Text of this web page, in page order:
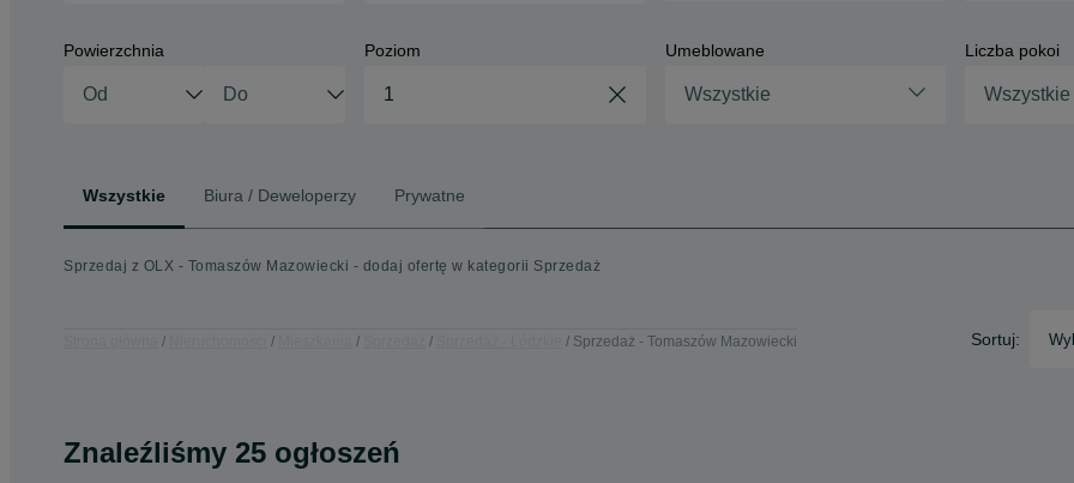
Powierzchnia Poziom
1
Umeblowane
Wszystkie
Liczba pokoi
Wszystkie
Wszystkie Biura / Deweloperzy Prywatne
Sprzedaj z OLX - Tomaszów Mazowiecki - dodaj ofertę w kategorii Sprzedaż
Sprzedaż - Tomaszów Mazowiecki Sortuj:
Znaleźliśmy 25 ogłoszeń